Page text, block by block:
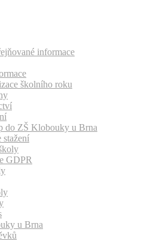
informace
školního roku
do ZŠ Klobouky u Brna
stažení
GDPR
u Brna